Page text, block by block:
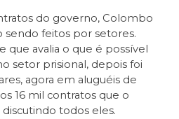
do governo, Colombo
sendo feitos por setores.
que avalia o que é possível
setor prisional, depois foi
agora em aluguéis de
16 mil contratos que o
todos eles.